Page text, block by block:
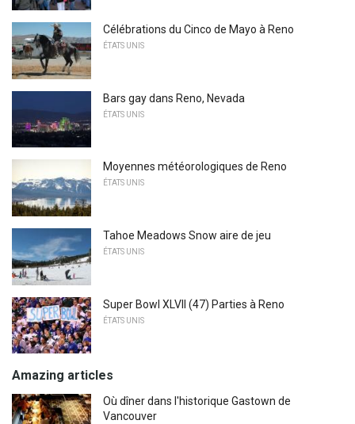
Célébrations du Cinco de Mayo à Reno
ÉTATS UNIS
Bars gay dans Reno, Nevada
ÉTATS UNIS
Moyennes météorologiques de Reno
ÉTATS UNIS
Tahoe Meadows Snow aire de jeu
ÉTATS UNIS
Super Bowl XLVII (47) Parties à Reno
ÉTATS UNIS
Amazing articles
Où dîner dans l'historique Gastown de
Vancouver